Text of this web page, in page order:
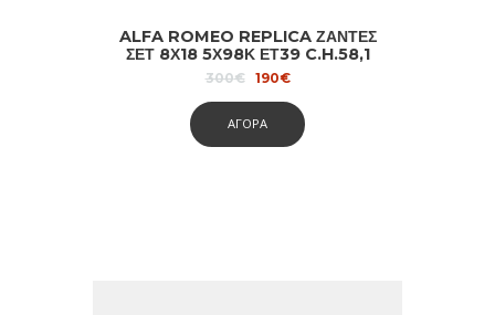
ALFA ROMEO REPLICA ΖΑΝΤΕΣ
ΣΕΤ 8Χ18 5Χ98Κ ΕΤ39 C.H.58,1
HYPER BLACK
300€
Original
300€.
190€Current
is:
190€.
ΑΓΟΡΑ